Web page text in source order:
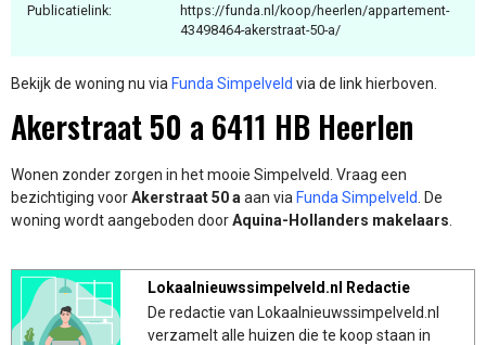
Publicatielink:
https://funda.nl/koop/heerlen/appartement-
43498464-akerstraat-50-a/
Bekijk de woning nu via Funda Simpelveld via de link hierboven.
Akerstraat 50 a 6411 HB Heerlen
Wonen zonder zorgen in het mooie Simpelveld. Vraag een
bezichtiging voorAkerstraat 50 a aan via Funda Simpelveld . De
woning wordt aangeboden doorAquina-Hollanders makelaars
Lokaalnieuwssimpelveld.nl Redactie
De redactie van Lokaalnieuwssimpelveld.nl
verzamelt alle huizen die te koop staan in